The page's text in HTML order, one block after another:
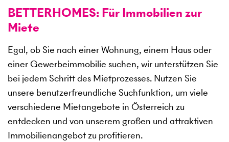
BETTERHOMES: Für Immobilien zur
Miete
Egal, ob Sie nach einer Wohnung, einem Haus oder
einer Gewerbeimmobilie suchen, wir unterstützen Sie
bei jedem Schritt des Mietprozesses. Nutzen Sie
unsere benutzerfreundliche Suchfunktion, um viele
verschiedene Mietangebote in Österreich zu
entdecken und von unserem großen und attraktiven
Immobilienangebot zu profitieren.